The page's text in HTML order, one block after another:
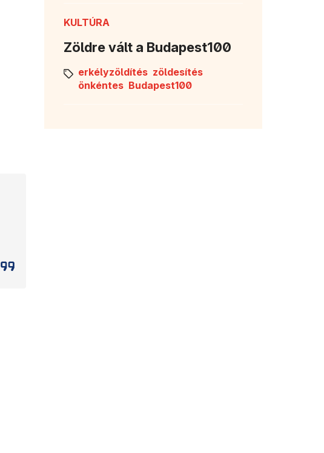
KULTÚRA
Zöldre vált a Budapest100
erkélyzöldítés zöldesítés
önkéntes Budapest100